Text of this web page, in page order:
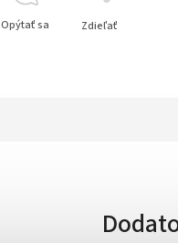
Opýtať sa Zdieľať